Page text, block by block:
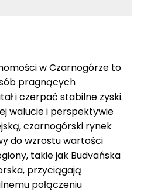
w Czarnogórze to
pragnących
i czerpać stabilne zyski.
walucie i perspektywie
czarnogórski rynek
do wzrostu wartości
takie jak Budvańska
przyciągają
połączeniu